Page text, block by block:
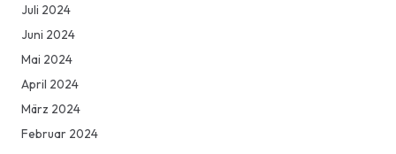
Juli 2024
Juni 2024
Mai 2024
April 2024
März 2024
Februar 2024